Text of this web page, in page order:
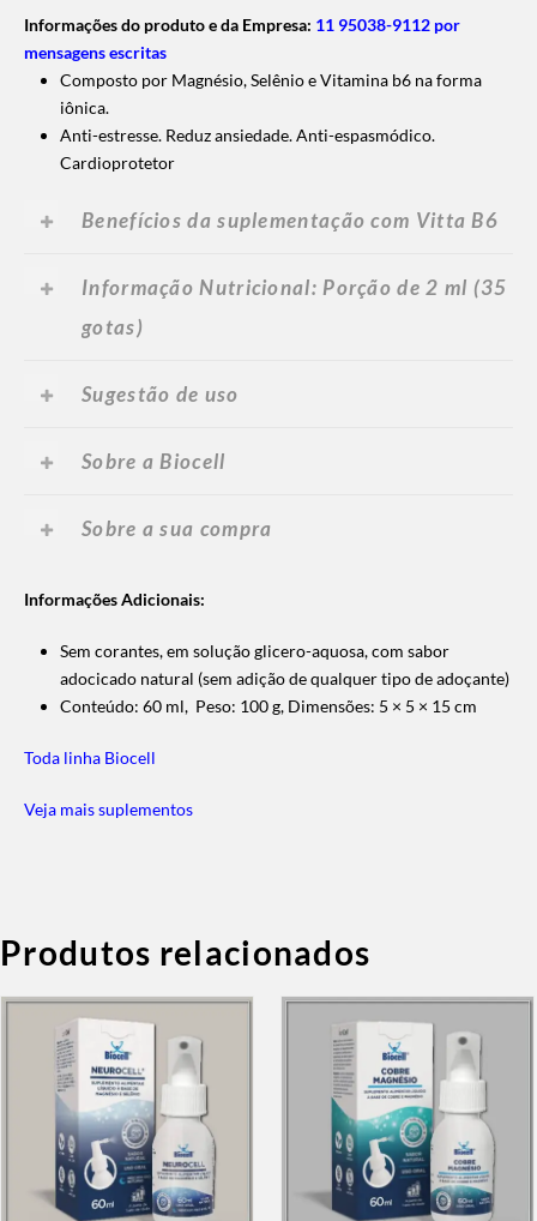
Informações do produto e da Empresa: 11 95038-9112 por
mensagens escritas
Composto por Magnésio, Selênio e Vitamina b6 na forma
iônica.
Anti-estresse. Reduz ansiedade. Anti-espasmódico.
Cardioprotetor
Benefícios da suplementação com Vitta B6
Informação Nutricional: Porção de 2 ml (35
gotas)
Sugestão de uso
Sobre a Biocell
Sobre a sua compra
Informações Adicionais:
Sem corantes, em solução glicero-aquosa, com sabor
adocicado natural (sem adição de qualquer tipo de adoçante)
Conteúdo: 60 ml, Peso: 100 g, Dimensões: 5 × 5 × 15 cm
Toda linha Biocell
Veja mais suplementos
Produtos relacionados